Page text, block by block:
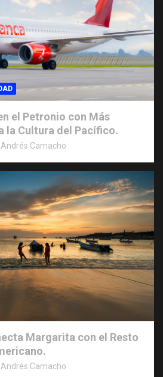
el Petronio con Más
la Cultura del Pacífico.
Camacho
Margarita con el Resto
Camacho